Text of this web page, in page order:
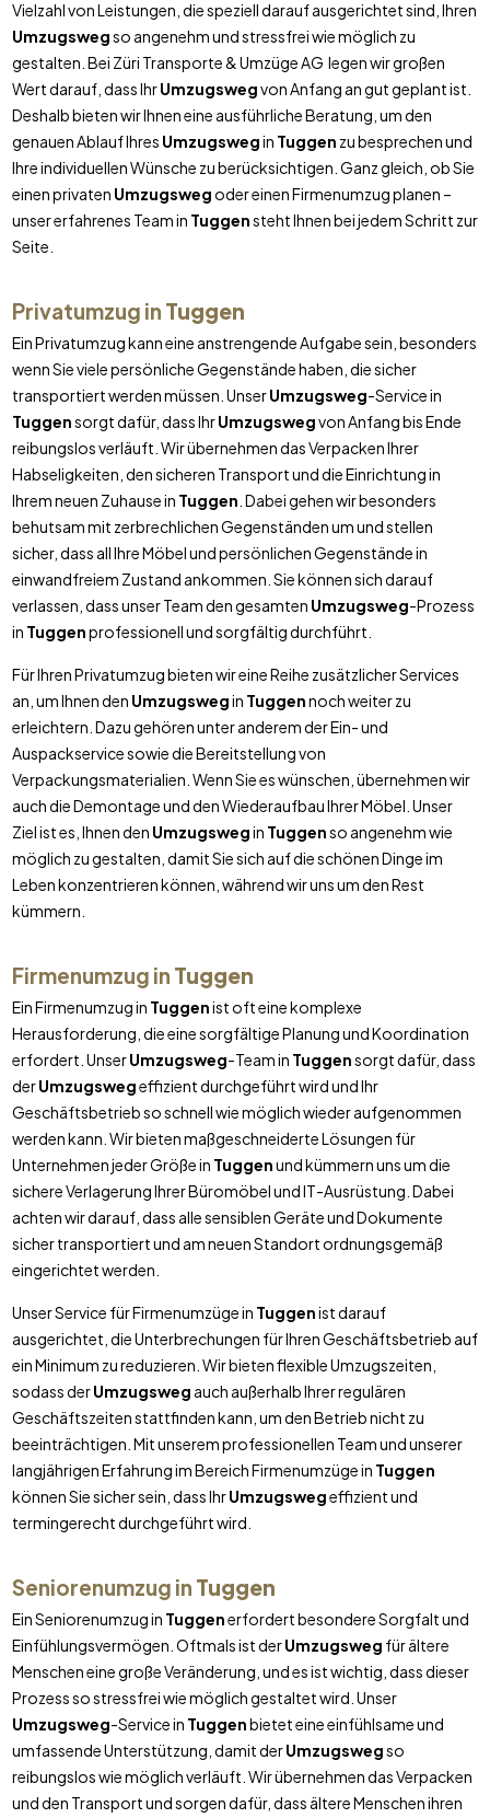
Vielzahl von Leistungen, die speziell darauf ausgerichtet sind, Ihren
Umzugswegso angenehm und stressfrei wie möglich zu
gestalten. Bei Züri Transporte & Umzüge AG legen wir großen
Wert darauf, dass IhrUmzugswegvon Anfang an gut geplant ist.
Deshalb bieten wir Ihnen eine ausführliche Beratung, um den
genauen Ablauf Ihres Umzugswegin Tuggen zu besprechen und
Ihre individuellen Wünsche zu berücksichtigen. Ganz gleich, ob Sie
einen privaten Umzugswegoder einen Firmenumzug planen –
unser erfahrenes Team in Tuggensteht Ihnen bei jedem Schritt zur
Seite.
Privatumzug in Tuggen
Ein Privatumzug kann eine anstrengende Aufgabe sein, besonders
wenn Sie viele persönliche Gegenstände haben, die sicher
transportiert werden müssen. UnserUmzugsweg-Service in
Tuggensorgt dafür, dass IhrUmzugswegvon Anfang bis Ende
reibungslos verläuft. Wir übernehmen das Verpacken Ihrer
Habseligkeiten, den sicheren Transport und die Einrichtung in
Ihrem neuen Zuhause in Tuggen . Dabei gehen wir besonders
behutsam mit zerbrechlichen Gegenständen um und stellen
sicher, dass all Ihre Möbel und persönlichen Gegenstände in
einwandfreiem Zustand ankommen. Sie können sich darauf
verlassen, dass unser Team den gesamten Umzugsweg-Prozess
in Tuggenprofessionell und sorgfältig durchführt.
Für Ihren Privatumzug bieten wir eine Reihe zusätzlicher Services
an, um Ihnen den Umzugswegin Tuggennoch weiter zu
erleichtern. Dazu gehören unter anderem der Ein- und
Auspackservice sowie die Bereitstellung von
Verpackungsmaterialien. Wenn Sie es wünschen, übernehmen wir
auch die Demontage und den Wiederaufbau Ihrer Möbel. Unser
Ziel ist es, Ihnen den Umzugswegin Tuggenso angenehm wie
möglich zu gestalten, damit Sie sich auf die schönen Dinge im
Leben konzentrieren können, während wir uns um den Rest
kümmern.
Firmenumzug in Tuggen
Ein Firmenumzug in Tuggenist oft eine komplexe
Herausforderung, die eine sorgfältige Planung und Koordination
erfordert. UnserUmzugsweg-Team in Tuggensorgt dafür, dass
derUmzugswegeffizient durchgeführt wird und Ihr
Geschäftsbetrieb so schnell wie möglich wieder aufgenommen
werden kann. Wir bieten maßgeschneiderte Lösungen für
Unternehmen jeder Größe in Tuggenund kümmern uns um die
sichere Verlagerung Ihrer Büromöbel und IT-Ausrüstung. Dabei
achten wir darauf, dass alle sensiblen Geräte und Dokumente
sicher transportiert und am neuen Standort ordnungsgemäß
eingerichtet werden.
Unser Service für Firmenumzüge in Tuggenist darauf
ausgerichtet, die Unterbrechungen für Ihren Geschäftsbetrieb auf
ein Minimum zu reduzieren. Wir bieten flexible Umzugszeiten,
sodass derUmzugsweg auch außerhalb Ihrer regulären
Geschäftszeiten stattfinden kann, um den Betrieb nicht zu
beeinträchtigen. Mit unserem professionellen Team und unserer
langjährigen Erfahrung im Bereich Firmenumzüge in Tuggen
können Sie sicher sein, dass IhrUmzugswegeffizient und
termingerecht durchgeführt wird.
Seniorenumzug in Tuggen
Ein Seniorenumzug in Tuggenerfordert besondere Sorgfalt und
Einfühlungsvermögen. Oftmals ist derUmzugsweg für ältere
Menschen eine große Veränderung, und es ist wichtig, dass dieser
Prozess so stressfrei wie möglich gestaltet wird. Unser
Umzugsweg-Service in Tuggenbietet eine einfühlsame und
umfassende Unterstützung, damit derUmzugswegso
reibungslos wie möglich verläuft. Wir übernehmen das Verpacken
und den Transport und sorgen dafür, dass ältere Menschen ihren